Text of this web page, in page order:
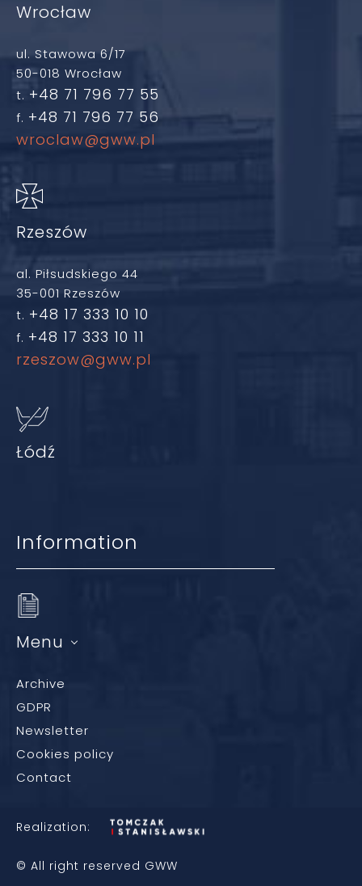
Wrocław
ul. Stawowa 6/17
50-018 Wrocław
t. +48 71 796 77 55
f. +48 71 796 77 56
wroclaw@gww.pl
Rzeszów
al. Piłsudskiego 44
35-001 Rzeszów
t. +48 17 333 10 10
f. +48 17 333 10 11
rzeszow@gww.pl
Łódź
Information
Menu
Archive
GDPR
Newsletter
Cookies policy
Contact
Realization:
© All right reserved GWW